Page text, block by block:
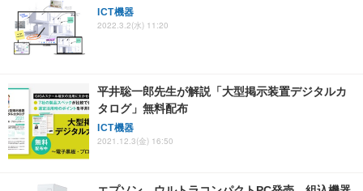
ICT機器
2022.3.2(水) 11:20
平井聡一郎先生が解説「大型掲示装置デジタルカ
タログ」無料配布
ICT機器
2021.12.3(金) 16:50